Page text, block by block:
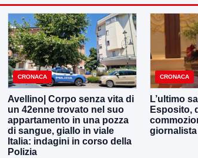
CRONACA
Avellino| Corpo senza vita di
un 42enne trovato nel suo
appartamento in una pozza
di sangue, giallo in viale
Italia: indagini in corso della
Polizia
CRONACA
L’ultimo
Esposito,